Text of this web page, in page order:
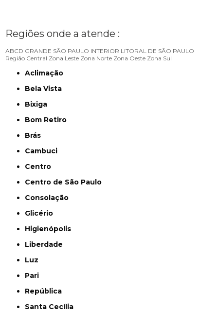
Regiões onde a atende :
ABCD GRANDE SÃO PAULO INTERIOR LITORAL DE SÃO PAULO
Região Central Zona Leste Zona Norte Zona Oeste Zona Sul
Aclimação
Bela Vista
Bixiga
Bom Retiro
Brás
Cambuci
Centro
Centro de São Paulo
Consolação
Glicério
Higienópolis
Liberdade
Luz
Pari
República
Santa Cecília